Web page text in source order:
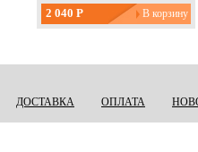
2 040 Р
ДОСТАВКА ОПЛАТА